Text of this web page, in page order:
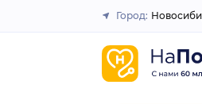
Закрыть
Город: